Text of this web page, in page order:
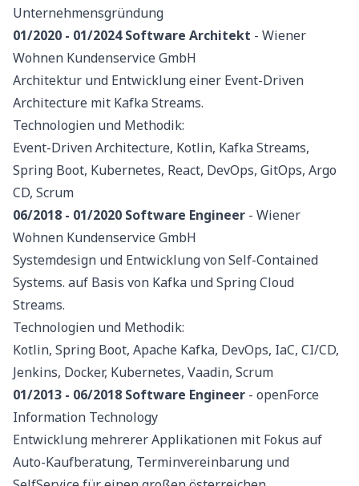
Unternehmensgründung
01/2020 - 01/2024 Software Architekt - Wiener
Wohnen Kundenservice GmbH
Architektur und Entwicklung einer Event-Driven
Architecture mit Kafka Streams.
Technologien und Methodik:
Event-Driven Architecture, Kotlin, Kafka Streams,
Spring Boot, Kubernetes, React, DevOps, GitOps, Argo
CD, Scrum
06/2018 - 01/2020 Software Engineer - Wiener
Wohnen Kundenservice GmbH
Systemdesign und Entwicklung von Self-Contained
Systems. auf Basis von Kafka und Spring Cloud
Streams.
Technologien und Methodik:
Kotlin, Spring Boot, Apache Kafka, DevOps, IaC, CI/CD,
Jenkins, Docker, Kubernetes, Vaadin, Scrum
01/2013 - 06/2018 Software Engineer - openForce
Information Technology
Entwicklung mehrerer Applikationen mit Fokus auf
Auto-Kaufberatung, Terminvereinbarung und